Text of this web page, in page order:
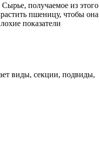
получаемое из этого
пшеницу, чтобы она
показатели
виды, секции, подвиды,